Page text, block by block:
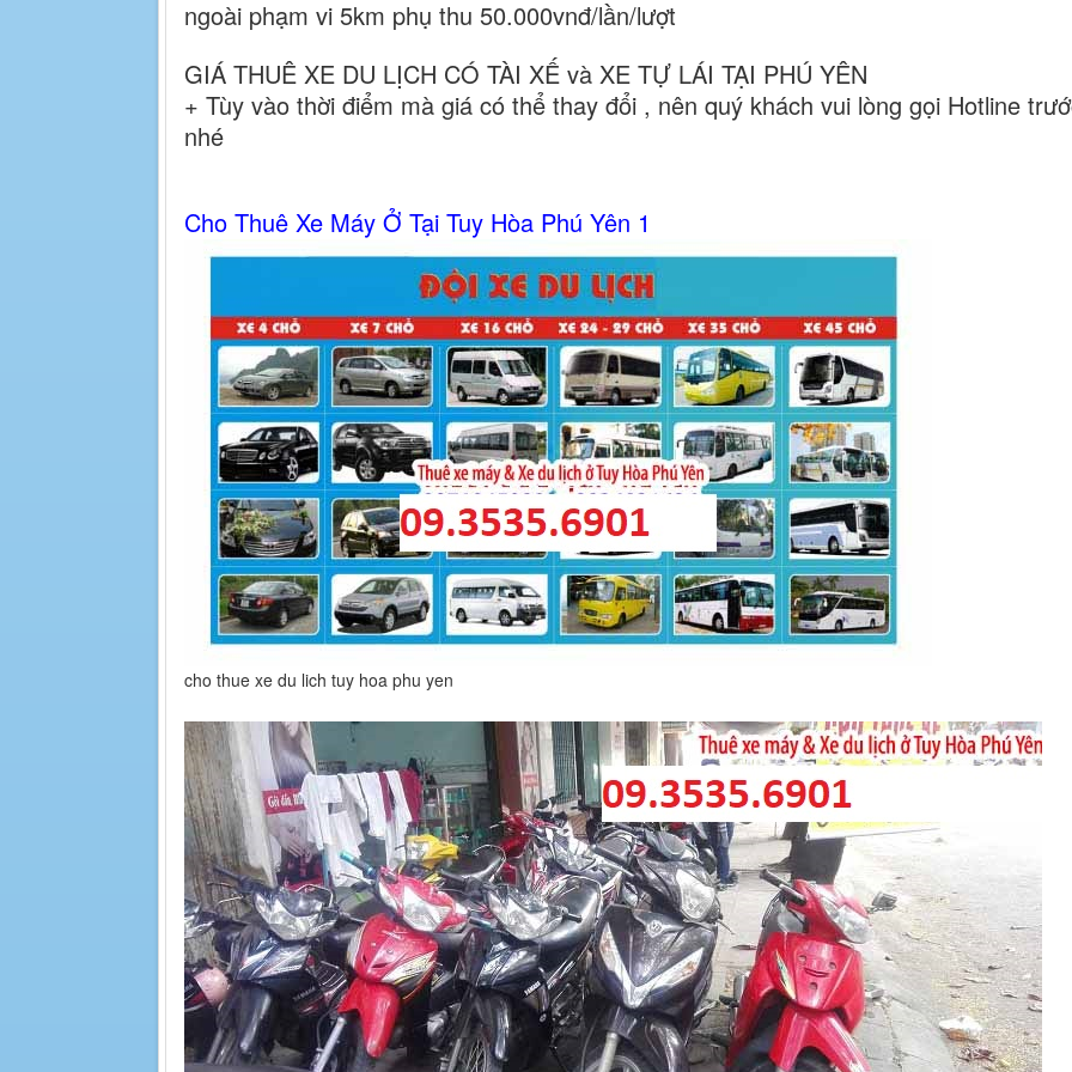
ngoài phạm vi 5km phụ thu 50.000vnđ/lần/lượt
GIÁ THUÊ XE DU LỊCH CÓ TÀI XẾ và XE TỰ LÁI TẠI PHÚ YÊN
+ Tùy vào thời điểm mà giá có thể thay đổi , nên quý khách vui lòng gọi Hotline
nhé
Cho Thuê Xe Máy Ở Tại Tuy Hòa Phú Yên 1
cho thue xe du lich tuy hoa phu yen